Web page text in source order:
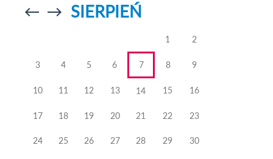
Przejdź doPrzejdź do
SIERPIEŃ
1 2
3 4 5 6 7 8 9
10 11 12 13 14 15 16
17 18 19 20 21 22 23
24 25 26 27 28 29 30